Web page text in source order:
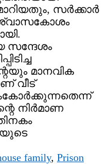
സർക്കാർ
സന്ദേശം
മാനവിക
വീട്
നിർമാണ
family, Prison